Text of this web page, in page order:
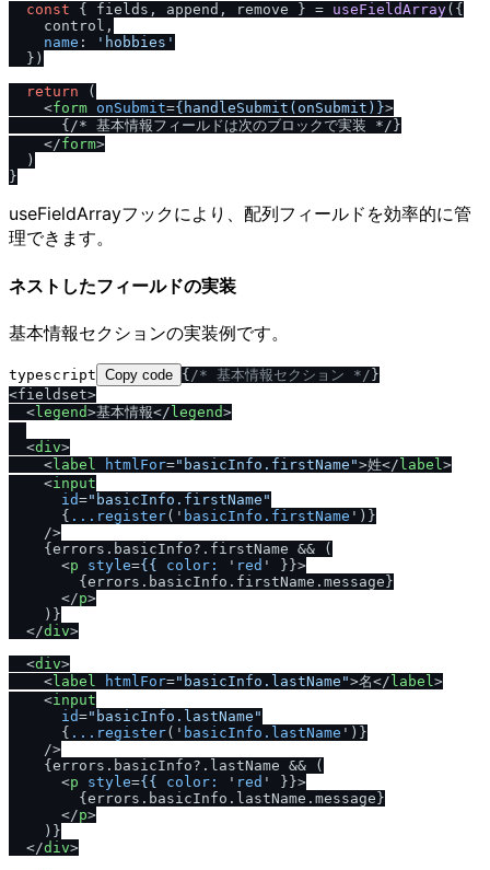
const { fields, append, remove } = useFieldArray({
    control,
name :
'hobbies'
  })
return (
<form onSubmit={handleSubmit(onSubmit)}>
      {
/* 基本情報フィールドは次のブロックで実装 */ }
</form>
  )
useFieldArrayフックにより、配列フィールドを効率的に管
理できます。
ネストしたフィールドの実装
基本情報セクションの実装例です。
typescript Copy code { /* 基本情報セクション * / }
<fieldset>
<legend>基本情報</ legend>
<div>
<label htmlFor="basicInfo.firstName">姓</ label >
<input
id="basicInfo.firstName"
      {
...register(' basicInfo.firstName ')}
    />
    {errors.basicInfo?.firstName && (
<p style={{ color: ' red ' }}>
        {errors.basicInfo.firstName.message}
</p>
    )}
</div>
<div>
<label htmlFor="basicInfo.lastName">名</ label >
<input
id="basicInfo.lastName"
      {
...register(' basicInfo.lastName ')}
    />
    {errors.basicInfo?.lastName && (
<p style={{ color: ' red ' }}>
        {errors.basicInfo.lastName.message}
</p>
    )}
</div>